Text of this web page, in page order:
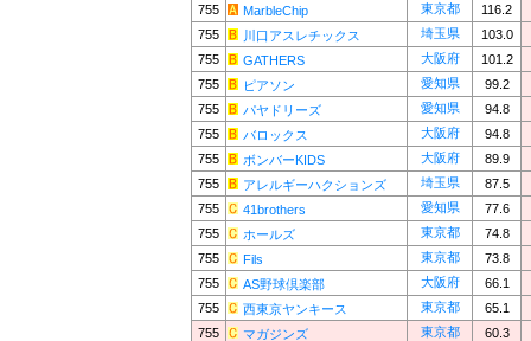
755
MarbleChip 東京都
116.2
755
川口アスレチックス 埼玉県
103.0
755
GATHERS 大阪府
101.2
755
ピアソン 愛知県
99.2
755
パヤドリーズ 愛知県
94.8
755
バロックス 大阪府
94.8
755
ボンバーKIDS 大阪府
89.9
755
アレルギーハクションズ 埼玉県
87.5
755
41brothers 愛知県
77.6
755
ホールズ 東京都
74.8
755
Fils 東京都
73.8
755
AS野球倶楽部 大阪府
66.1
755
西東京ヤンキース 東京都
65.1
755
マガジンズ 東京都
60.3